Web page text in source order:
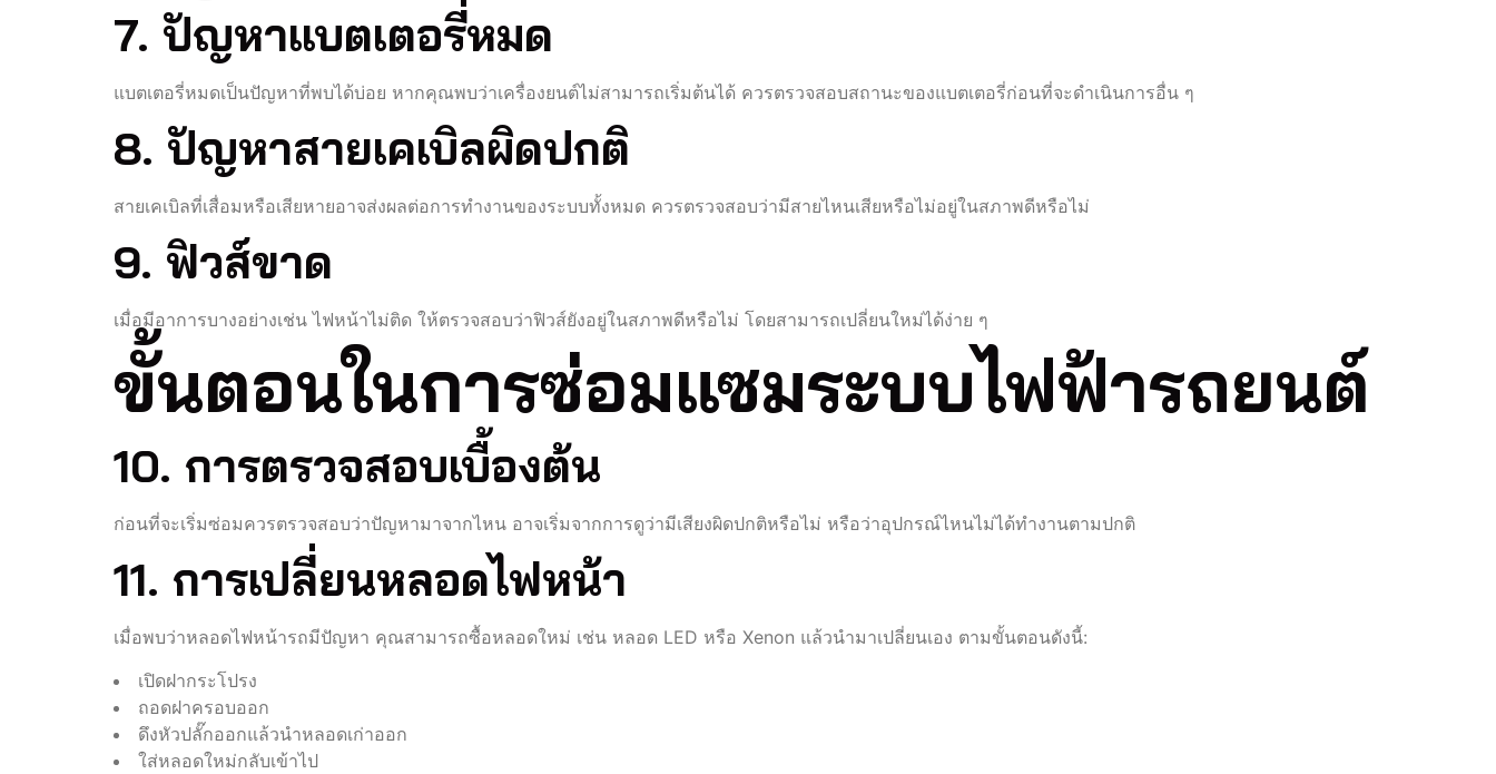
7. ปัญหาแบตเตอรี่หมด
แบตเตอรี่หมดเป็นปัญหาที่พบได้บ่อย หากคุณพบว่าเครื่องยนต์ไม่สามารถเริ่มต้นได้ ควรตรวจสอบสถานะของแบตเตอรี่ก่อนที่จะดำเนินการอื่น ๆ
8. ปัญหาสายเคเบิลผิดปกติ
สายเคเบิลที่เสื่อมหรือเสียหายอาจส่งผลต่อการทำงานของระบบทั้งหมด ควรตรวจสอบว่ามีสายไหนเสียหรือไม่อยู่ในสภาพดีหรือไม่
9. ฟิวส์ขาด
เมื่อมีอาการบางอย่างเช่น ไฟหน้าไม่ติด ให้ตรวจสอบว่าฟิวส์ยังอยู่ในสภาพดีหรือไม่ โดยสามารถเปลี่ยนใหม่ได้ง่าย ๆ
ขั้นตอนในการซ่อมแซมระบบไฟฟ้ารถยนต์
10. การตรวจสอบเบื้องต้น
ก่อนที่จะเริ่มซ่อมควรตรวจสอบว่าปัญหามาจากไหน อาจเริ่มจากการดูว่ามีเสียงผิดปกติหรือไม่ หรือว่าอุปกรณ์ไหนไม่ได้ทำงานตามปกติ
11. การเปลี่ยนหลอดไฟหน้า
เมื่อพบว่าหลอดไฟหน้ารถมีปัญหา คุณสามารถซื้อหลอดใหม่ เช่น หลอด LED หรือ Xenon แล้วนำมาเปลี่ยนเอง ตามขั้นตอนดังนี้:
เปิดฝากระโปรง
ถอดฝาครอบออก
ดึงหัวปลั๊กออกแล้วนำหลอดเก่าออก
ใส่หลอดใหม่กลับเข้าไป